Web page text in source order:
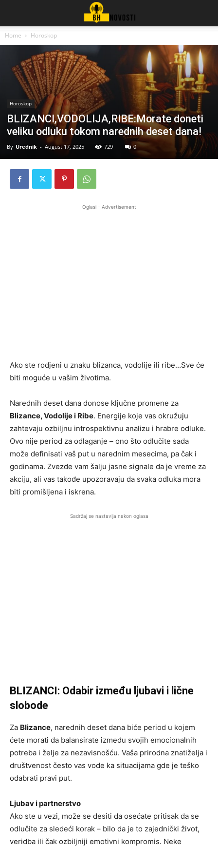
Home Horoskop
Horoskop
BLIZANCI,VODOLIJA,RIBE:Morate doneti
veliku odluku tokom narednih deset dana!
By Urednik - August 17, 2025 729 0
Oglasi - Advertisement
Ako ste rodjeni u znaku blizanca, vodolije ili ribe…Sve će
biti moguće u vašim životima.
Narednih deset dana donose ključne promene za
Blizance, Vodolije i Ribe. Energije koje vas okružuju
zahtevaju ozbiljnu introspektivnu analizu i hrabre odluke.
Ovo nije period za odlaganje – ono što odlučite sada
može definisati vaš put u narednim mesecima, pa čak i
godinama. Zvezde vam šalju jasne signale da je vreme za
akciju, ali vas takođe upozoravaju da svaka odluka mora
biti promišljena i iskrena.
Sadržaj se nastavlja nakon oglasa
BLIZANCI: Odabir između ljubavi i lične
slobode
Za Blizance, narednih deset dana biće period u kojem
ćete morati da balansirate između svojih emocionalnih
potreba i želje za nezavisnošću. Vaša prirodna znatiželja i
društvenost često vas vode ka situacijama gde je teško
odabrati pravi put.
Ljubav i partnerstvo
Ako ste u vezi, može se desiti da osećate pritisak da se
odlučite za sledeći korak – bilo da je to zajednički život,
veridba ili čak ozbiljniji emotivni kompromis. Neke